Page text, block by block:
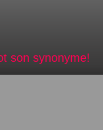
son synonyme!